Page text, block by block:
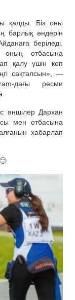
қалды. Біз оны
барлық әндерін
беріледі.
оның отбасына
қалу үшін көп
сақталсын», —
дағы ресми
әншілер Дархан
мен отбасына
хабарлап